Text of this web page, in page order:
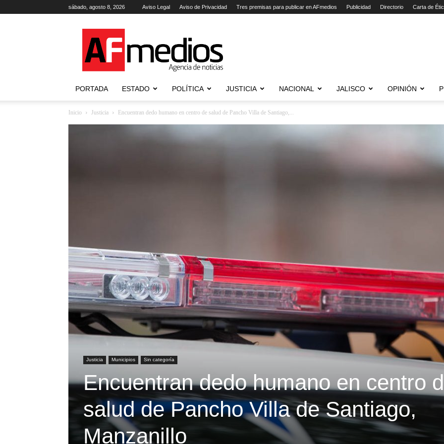
sábado, agosto 8, 2026 Aviso Legal Aviso de Privacidad Tres premisas para publicar en AFmedios Publicidad Directorio Carta de
Agencia
de
Noticias
PORTADA ESTADO POLÍTICA JUSTICIA NACIONAL JALISCO OPINIÓN
Inicio Justicia Encuentran dedo humano en centro de salud de Pancho Villa de Santiago,...
Justicia Municipios Sin categoría
Encuentran dedo humano en centro
salud de Pancho Villa de Santiago,
Manzanillo